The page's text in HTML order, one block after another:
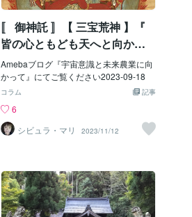
〚 御神託 〛【 三宝荒神 】『
皆の心ともども天へと向かへ
』
Amebaブログ『宇宙意識と未来農業に向
かって』にてご覧ください2023-09-18
記事
コラム
6
シビュラ・マリ
2023/11/12